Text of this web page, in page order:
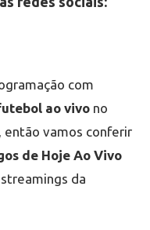
com
ao vivo no
então vamos conferir
de Hoje Ao Vivo
da